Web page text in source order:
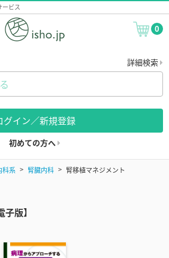
ービス
0
詳細検索
グイン／新規登録
初めての方へ
科系 腎臓内科 腎移植マネジメント
版】